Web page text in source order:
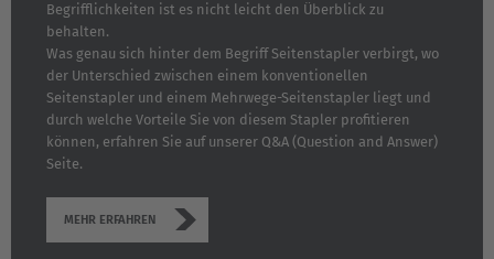
Begrifflichkeiten ist es nicht leicht den Überblick zu
behalten.
Was genau sich hinter dem Begriff Seitenstapler verbirgt, wo
der Unterschied zwischen einem konventionellen
Seitenstapler und einem Mehrwege-Seitenstapler liegt und
durch welche Vorteile Sie von diesem Stapler profitieren
können, erfahren Sie auf unserer Q&A (Question and Answer)
Seite.
MEHR ERFAHREN